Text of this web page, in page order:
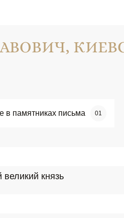
в памятниках письма 01
князь